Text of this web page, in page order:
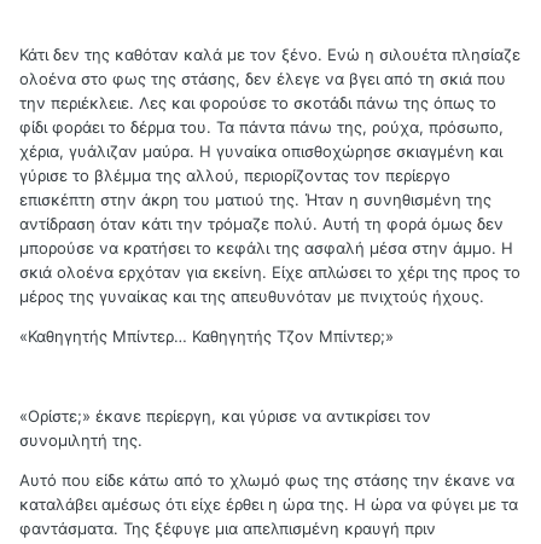
Κάτι δεν της καθόταν καλά με τον ξένο. Ενώ η σιλουέτα πλησίαζε
ολοένα στο φως της στάσης, δεν έλεγε να βγει από τη σκιά που
την περιέκλειε. Λες και φορούσε το σκοτάδι πάνω της όπως το
φίδι φοράει το δέρμα του. Τα πάντα πάνω της, ρούχα, πρόσωπο,
χέρια, γυάλιζαν μαύρα. Η γυναίκα οπισθοχώρησε σκιαγμένη και
γύρισε το βλέμμα της αλλού, περιορίζοντας τον περίεργο
επισκέπτη στην άκρη του ματιού της. Ήταν η συνηθισμένη της
αντίδραση όταν κάτι την τρόμαζε πολύ. Αυτή τη φορά όμως δεν
μπορούσε να κρατήσει το κεφάλι της ασφαλή μέσα στην άμμο. Η
σκιά ολοένα ερχόταν για εκείνη. Είχε απλώσει το χέρι της προς το
μέρος της γυναίκας και της απευθυνόταν με πνιχτούς ήχους.
«Καθηγητής Μπίντερ… Καθηγητής Τζον Μπίντερ;»
«Ορίστε;» έκανε περίεργη, και γύρισε να αντικρίσει τον
συνομιλητή της.
Αυτό που είδε κάτω από το χλωμό φως της στάσης την έκανε να
καταλάβει αμέσως ότι είχε έρθει η ώρα της. Η ώρα να φύγει με τα
φαντάσματα. Της ξέφυγε μια απελπισμένη κραυγή πριν